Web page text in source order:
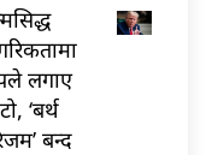
लगाए
‘बर्थ
बन्द